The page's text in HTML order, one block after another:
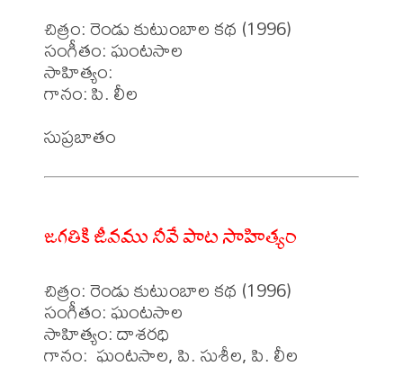
చిత్రం: రెండు కుటుంబాల కథ (1996)
సంగీతం: ఘంటసాల
సాహిత్యం:
గానం: పి. లీల
జగతికి జీవము నీవే పాట సాహిత్యం
చిత్రం: రెండు కుటుంబాల కథ (1996)
సంగీతం: ఘంటసాల
సాహిత్యం: దాశరధి
గానం:  ఘంటసాల, పి. సుశీల, పి. లీల